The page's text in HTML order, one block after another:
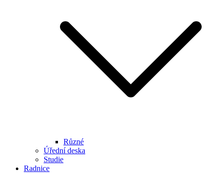
Různé
Úřední deska
Studie
Radnice